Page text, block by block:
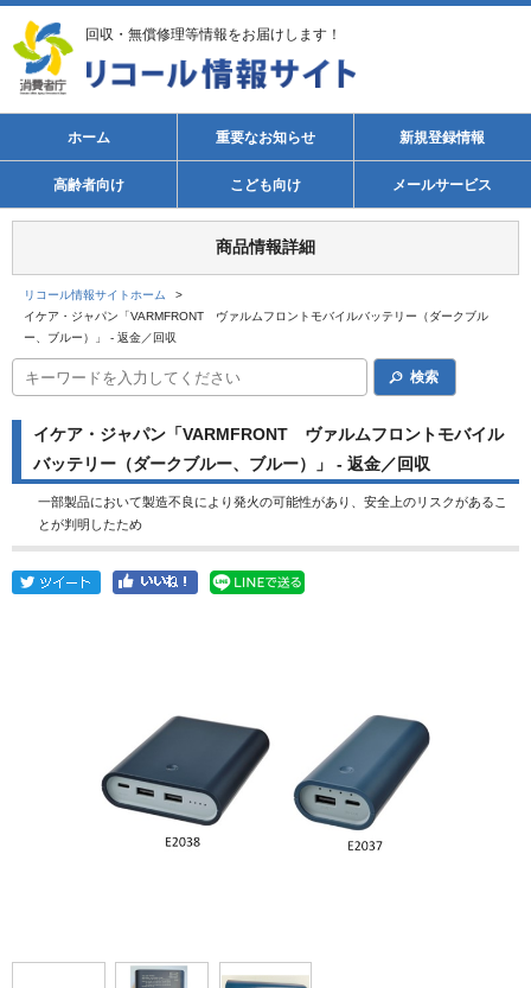
回収・無償修理等情報をお届けします！
ホーム 重要なお知らせ 新規登録情報
高齢者向け こども向け メールサービス
商品情報詳細
リコール情報サイトホーム
>
イケア・ジャパン「VARMFRONT ヴァルムフロントモバイルバッテリー（ダークブル
ー、ブルー）」 - 返金／回収
検索
イケア・ジャパン「VARMFRONT ヴァルムフロントモバイル
バッテリー（ダークブルー、ブルー）」 - 返金／回収
一部製品において製造不良により発火の可能性があり、安全上のリスクがあるこ
とが判明したため